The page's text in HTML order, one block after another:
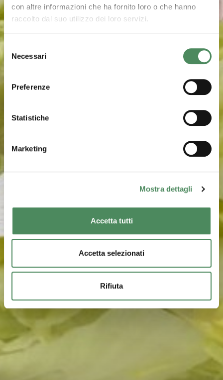
con altre informazioni che ha fornito loro o che hanno
raccolto dal suo utilizzo dei loro servizi.
delNecessari
Preferenze
Statistiche
Marketing
Mostra dettagli
Accetta tutti
Accetta selezionati
Rifiuta